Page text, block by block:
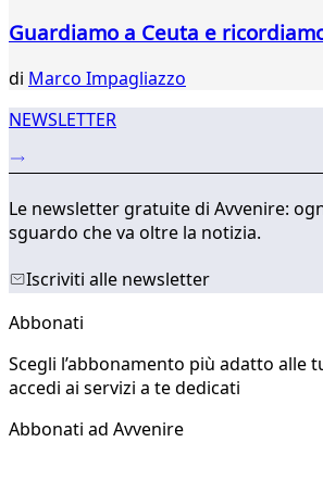
Guardiamo a Ceuta e
di Marco Impagliazzo
NEWSLETTER
Le newsletter gratuite di Avvenire:
sguardo che va oltre la notizia.
Iscriviti alle newsletter
Abbonati
Scegli l’abbonamento più adatto alle
accedi ai servizi a te dedicati
Abbonati ad Avvenire